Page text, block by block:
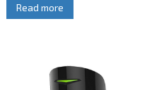
Read more